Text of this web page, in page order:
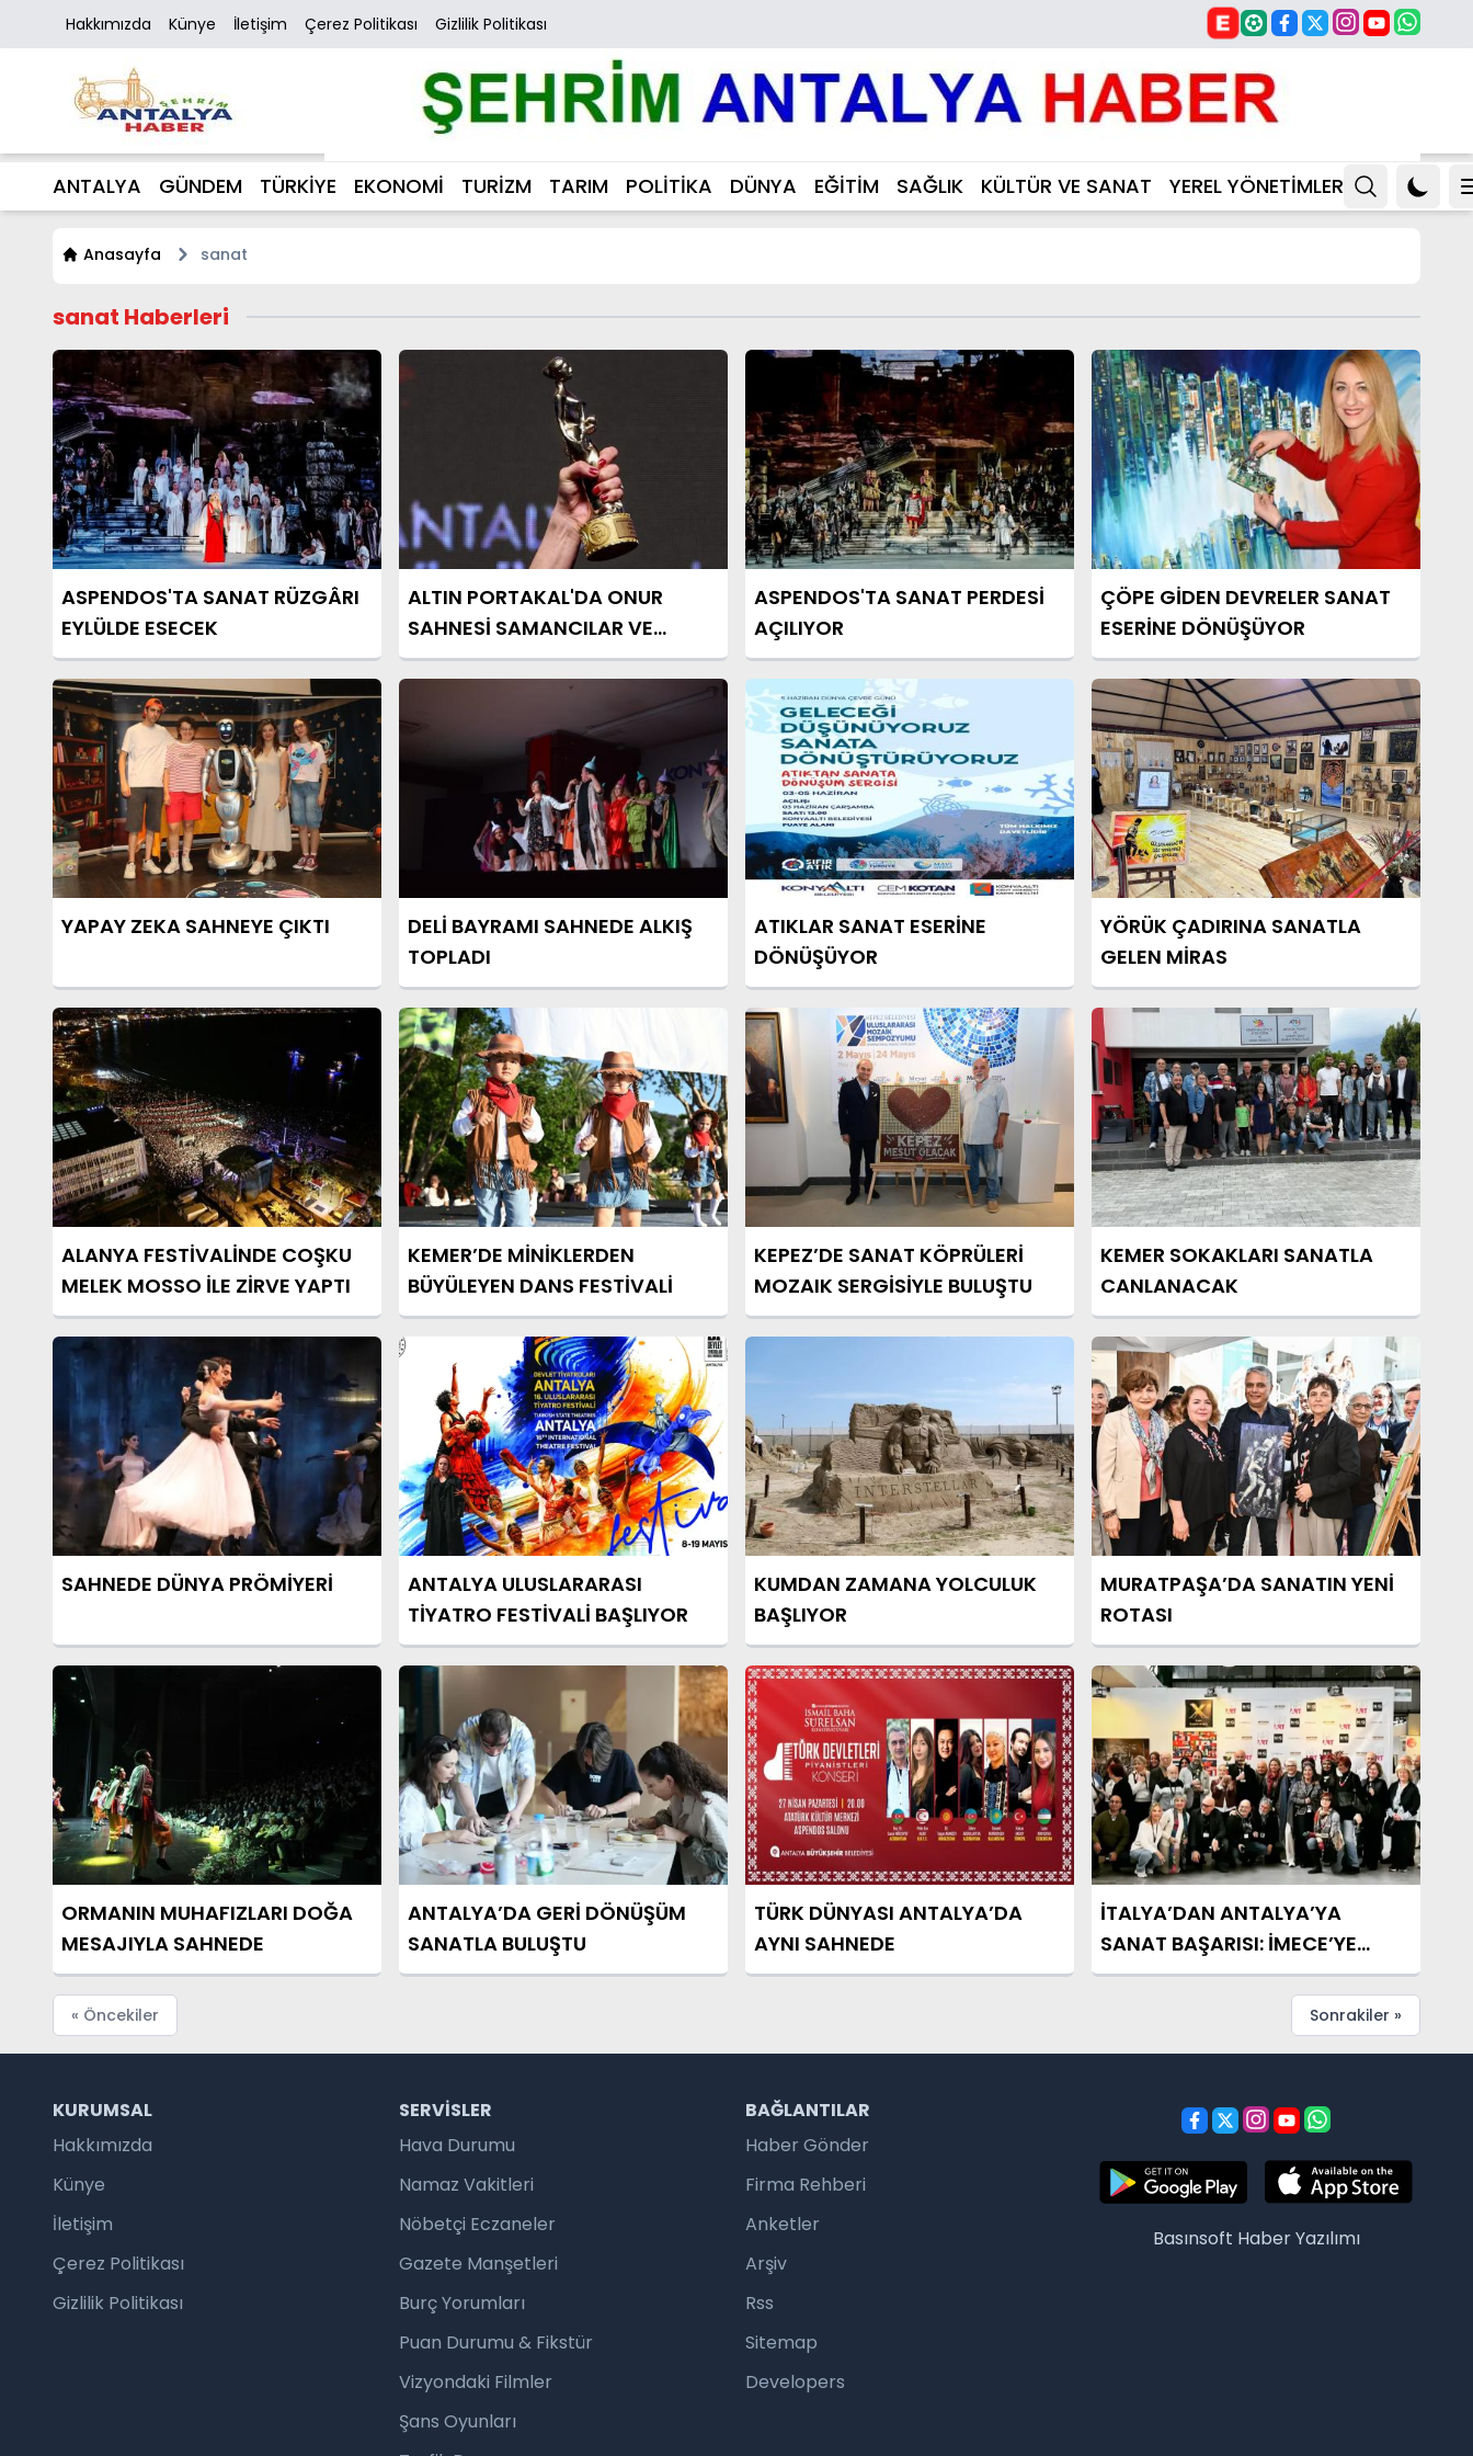
Hakkımızda Künye İletişim Çerez Politikası Gizlilik Politikası
ANTALYA GÜNDEM TÜRKİYE EKONOMİ TURİZM TARIM POLİTİKA DÜNYA EĞİTİM SAĞLIK KÜLTÜR VE SANAT YEREL YÖNETİMLER
Anasayfa sanat
sanat Haberleri
ASPENDOS'TA SANAT RÜZGÂRI
EYLÜLDE ESECEK
ALTIN PORTAKAL'DA ONUR
SAHNESİ SAMANCILAR VE
SARAN'IN
ASPENDOS'TA SANAT PERDESİ
AÇILIYOR
ÇÖPE GİDEN DEVRELER SANAT
ESERİNE DÖNÜŞÜYOR
YAPAY ZEKA SAHNEYE ÇIKTI
DELİ BAYRAMI SAHNEDE ALKIŞ
TOPLADI
ATIKLAR SANAT ESERİNE
DÖNÜŞÜYOR
YÖRÜK ÇADIRINA SANATLA
GELEN MİRAS
ALANYA FESTİVALİNDE COŞKU
MELEK MOSSO İLE ZİRVE YAPTI
KEMER’DE MİNİKLERDEN
BÜYÜLEYEN DANS FESTİVALİ
KEPEZ’DE SANAT KÖPRÜLERİ
MOZAIK SERGİSİYLE BULUŞTU
KEMER SOKAKLARI SANATLA
CANLANACAK
SAHNEDE DÜNYA PRÖMİYERİ
ANTALYA ULUSLARARASI
TİYATRO FESTİVALİ BAŞLIYOR
KUMDAN ZAMANA YOLCULUK
BAŞLIYOR
MURATPAŞA’DA SANATIN YENİ
ROTASI
ORMANIN MUHAFIZLARI DOĞA
MESAJIYLA SAHNEDE
ANTALYA’DA GERİ DÖNÜŞÜM
SANATLA BULUŞTU
TÜRK DÜNYASI ANTALYA’DA
AYNI SAHNEDE
İTALYA’DAN ANTALYA’YA
SANAT BAŞARISI: İMECE’YE
PRESTİJ ÖDÜL
« Öncekiler Sonrakiler »
KURUMSAL
Hakkımızda
Künye
İletişim
Çerez Politikası
Gizlilik Politikası
SERVISLER
Hava Durumu
Namaz Vakitleri
Nöbetçi Eczaneler
Gazete Manşetleri
Burç Yorumları
Puan Durumu & Fikstür
Vizyondaki Filmler
Şans Oyunları
BAĞLANTILAR
Haber Gönder
Firma Rehberi
Anketler
Arşiv
Rss
Sitemap
Developers
Basınsoft Haber Yazılımı